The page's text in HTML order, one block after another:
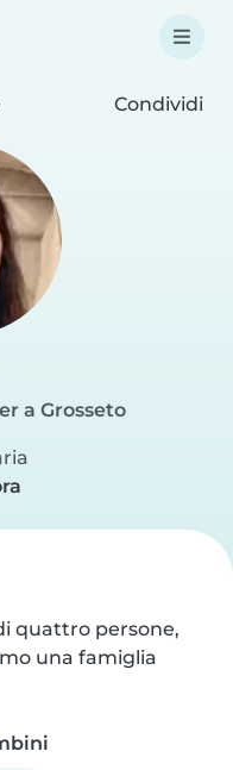
Condividi
a Grosseto
quattro persone,
una famiglia